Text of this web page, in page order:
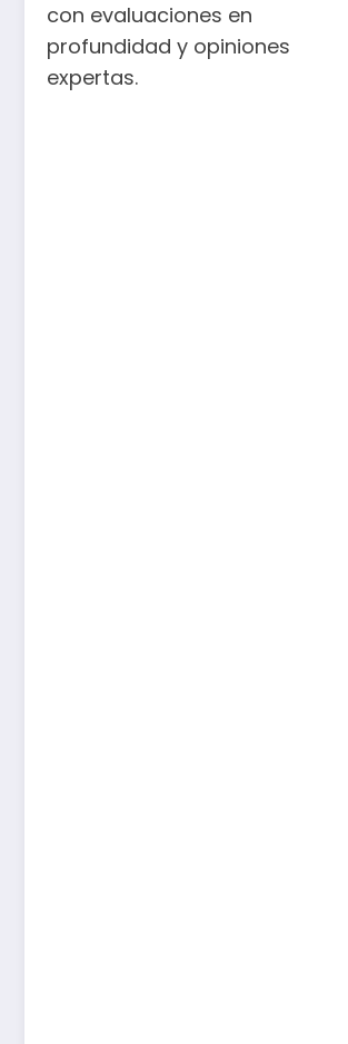
con evaluaciones en
profundidad y opiniones
expertas.